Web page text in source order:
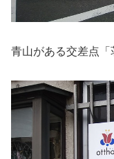
青山がある交差点